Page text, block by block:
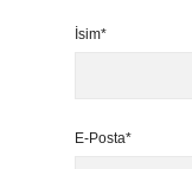
İsim*
E-Posta*